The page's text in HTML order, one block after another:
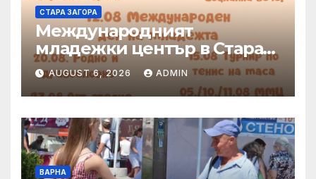
СТАРА ЗАГОРА
Международният
младежки център в Стара
Загора представя богата
програма от инициативи
през август
AUGUST 6, 2026 ADMIN
ВАРНА